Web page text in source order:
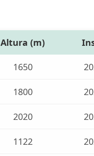
Altura (m)
1650
1800
2020
1122